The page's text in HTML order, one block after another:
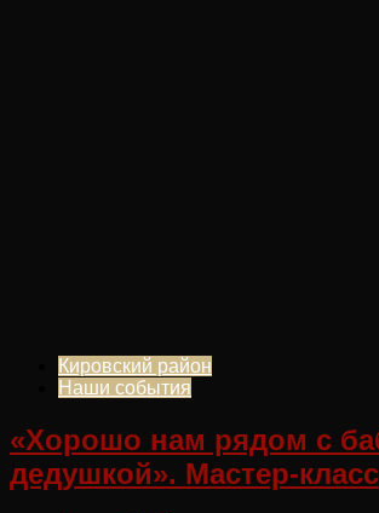
Кировский район
Наши события
«Хорошо нам рядом с
дедушкой». Мастер-класс